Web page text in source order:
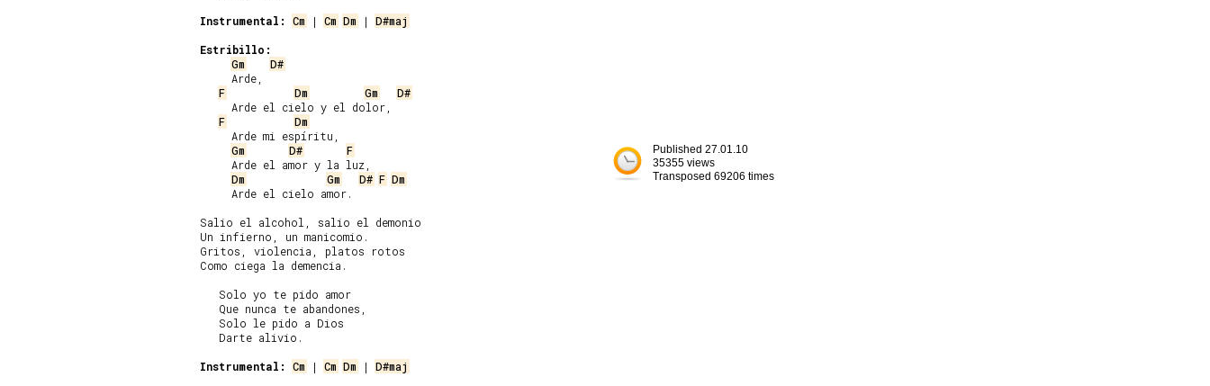
Instrumental:
Cm | Cm Dm | D#maj
Estribillo:
Gm
D#
     Arde,
F
Dm Gm
D#
     Arde el cielo y el dolor,
F
Dm
     Arde mi espíritu,
Gm
D#
F
     Arde el amor y la luz,
Dm
Gm D# F Dm
     Arde el cielo amor.
Salio el alcohol, salio el demonio
Un infierno, un manicomio.
Gritos, violencia, platos rotos
Como ciega la demencia.
   Solo yo te pido amor
   Que nunca te abandones,
   Solo le pido a Dios
   Darte alivio.
Instrumental:
Cm | Cm Dm | D#maj
Published 27.01.10
35355 views
Transposed 69206 times